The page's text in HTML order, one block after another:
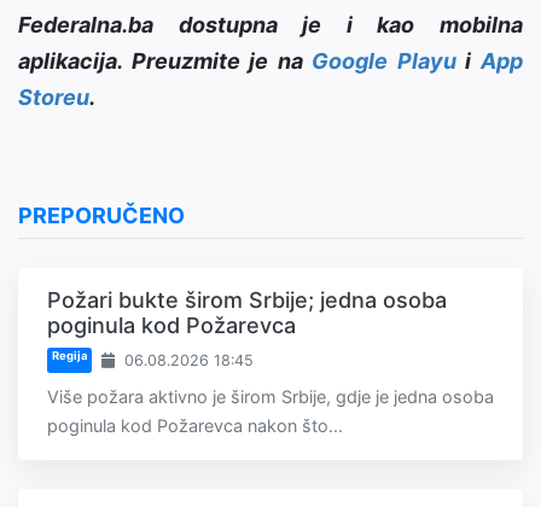
Federalna.ba dostupna je i kao mobilna
aplikacija. Preuzmite je na Google PlayuiApp
Storeu.
PREPORUČENO
Požari bukte širom Srbije; jedna osoba
poginula kod Požarevca
Regija 06.08.2026 18:45
Više požara aktivno je širom Srbije, gdje je jedna osoba
poginula kod Požarevca nakon što...